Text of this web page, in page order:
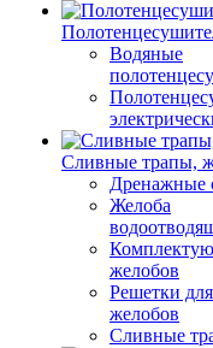
Водяные
Сливные трапы,
Дренажные
Желоба
желобов
Решетки для
желобов
Сливные